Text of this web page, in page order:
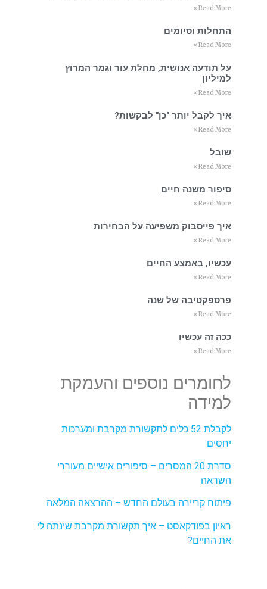
Read More »
התחלות וסיומים
Read More »
על תודעה אנושית, מחלת עור וגמר המרוץ
למיליון
Read More »
איך לקבל יותר "כן" לבקשות?
Read More »
שובל
Read More »
סיפור משנה חיים
Read More »
איך פייסבוק משפיעה על הבחירות
Read More »
עכשיו, באמצע החיים
Read More »
פרספקטיבה של שנה
Read More »
ככה זה עכשיו
Read More »
לחומרים נוספים והעמקת
למידה
לקבלת 52 כלים לתקשורת מקרבת ומערכות
יחסים
סדרת 20 המסרים – סיפורים אישיים מעוררי
השראה
פיתוח קריירה בעולם החדש – ההרצאה המלאה
ראיון בפודקאסט – איך תקשורת מקרבת שינתה לי
את החיים?